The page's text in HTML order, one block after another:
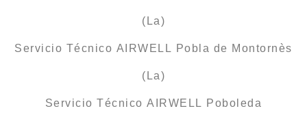
(La)
Servicio Técnico AIRWELL Pobla de Montornès
(La)
Servicio Técnico AIRWELL Poboleda